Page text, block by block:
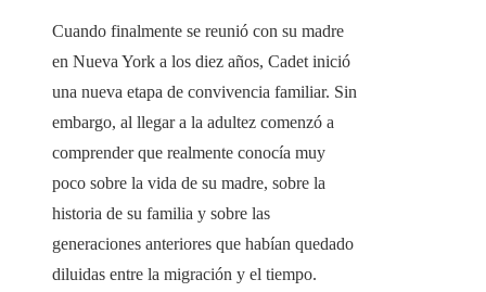
Cuando finalmente se reunió con su madre
en Nueva York a los diez años, Cadet inició
una nueva etapa de convivencia familiar. Sin
embargo, al llegar a la adultez comenzó a
comprender que realmente conocía muy
poco sobre la vida de su madre, sobre la
historia de su familia y sobre las
generaciones anteriores que habían quedado
diluidas entre la migración y el tiempo.